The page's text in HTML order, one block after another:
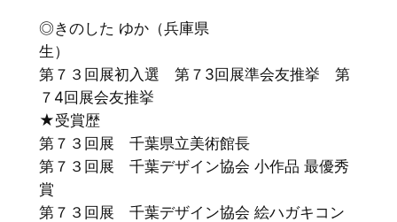
◎きのした ゆか（兵庫県
生）
第７３回展初入選 第７3回展準会友推挙 第
７4回展会友推挙
★受賞歴
第７３回展 千葉県立美術館長
第７３回展 千葉デザイン協会 小作品 最優秀
賞
第７３回展 千葉デザイン協会 絵ハガキコン